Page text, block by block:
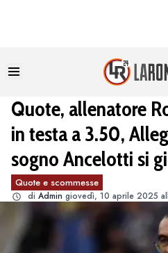
Quote, allenatore
in testa a 3.50,
sogno Ancelotti si
Quote e scommesse
di Admin giovedì, 10 aprile 2025